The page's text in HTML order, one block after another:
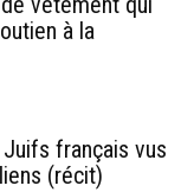
à la
français vus
(récit)